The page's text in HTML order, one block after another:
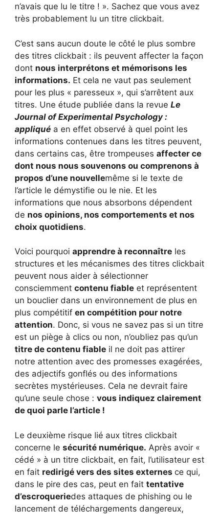
n’avais que lu le titre ! ». Sachez que vous avez
très probablement lu un titre clickbait.
C’est sans aucun doute le côté le plus sombre
des titres clickbait : ils peuvent affecter la façon
dont nous interprétons et mémorisons les
informations. Et cela ne vaut pas seulement
pour les plus « paresseux », qui s’arrêtent aux
titres. Une étude publiée dans la revue Le
Journal of Experimental Psychology :
appliqué a en effet observé à quel point les
informations contenues dans les titres peuvent,
dans certains cas, être trompeuses affecter ce
dont nous nous souvenons ou comprenons à
propos d’une nouvellemême si le texte de
l’article le démystifie ou le nie. Et les
informations que nous absorbons dépendent
de nos opinions, nos comportements et nos
choix quotidiens.
Voici pourquoi apprendre à reconnaître les
structures et les mécanismes des titres clickbait
peuvent nous aider à sélectionner
consciemment contenu fiable et représentent
un bouclier dans un environnement de plus en
plus compétitif en compétition pour notre
attention. Donc, si vous ne savez pas si un titre
est un piège à clics ou non, n’oubliez pas qu’un
titre de contenu fiable il ne doit pas attirer
notre attention avec des promesses exagérées,
des adjectifs gonflés ou des informations
secrètes mystérieuses. Cela ne devrait faire
qu’une seule chose : vous indiquez clairement
de quoi parle l’article !
Le deuxième risque lié aux titres clickbait
concerne le sécurité numérique. Après avoir «
cédé » à un titre clickbait, en fait, l’utilisateur est
en fait redirigé vers des sites externes ce qui,
dans le pire des cas, peut en fait tentative
d’escroqueriedes attaques de phishing ou le
lancement de téléchargements dangereux,